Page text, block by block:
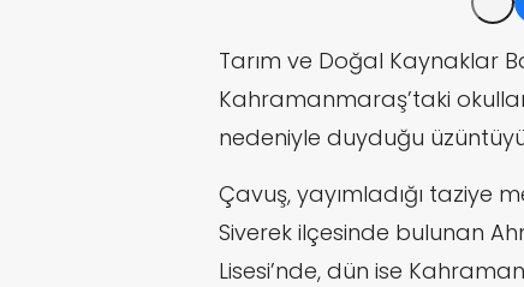
Tarım ve Doğal Kaynaklar
Kahramanmaraş’taki
nedeniyle duyduğu
Çavuş, yayımladığı taziye
Siverek ilçesinde bulunan
Lisesi’nde, dün ise